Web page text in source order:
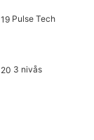
Pulse Tech
3 nivås